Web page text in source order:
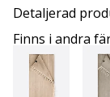
Detaljerad
Finns i andra